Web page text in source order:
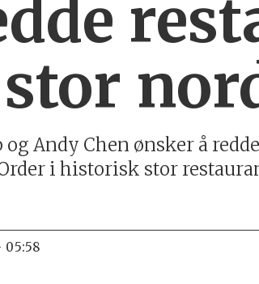
og Andy Chen ønsker å
i historisk stor
05:58